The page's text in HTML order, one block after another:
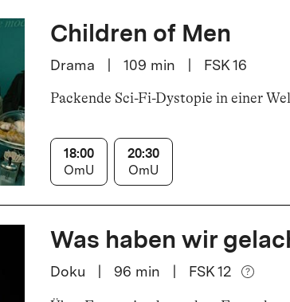
Children of Men
Drama 109 min FSK 16
Packende Sci-Fi-Dystopie in einer
18:00
OmU
20:30
OmU
Was haben wir
Doku 96 min FSK 12